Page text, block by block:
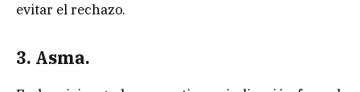
evitar el rechazo.
3. Asma.